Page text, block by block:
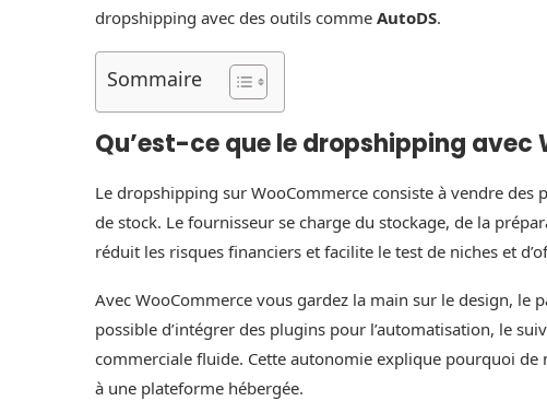
dropshipping avec des outils comme AutoDS.
Sommaire
Qu’est-ce que le dropshipping avec
Le dropshipping sur WooCommerce consiste à vendre
de stock. Le fournisseur se charge du stockage, de la
réduit les risques financiers et facilite le test de niches et
Avec WooCommerce vous gardez la main sur le design, le
possible d’intégrer des plugins pour l’automatisation, le
commerciale fluide. Cette autonomie explique pourquoi
à une plateforme hébergée.